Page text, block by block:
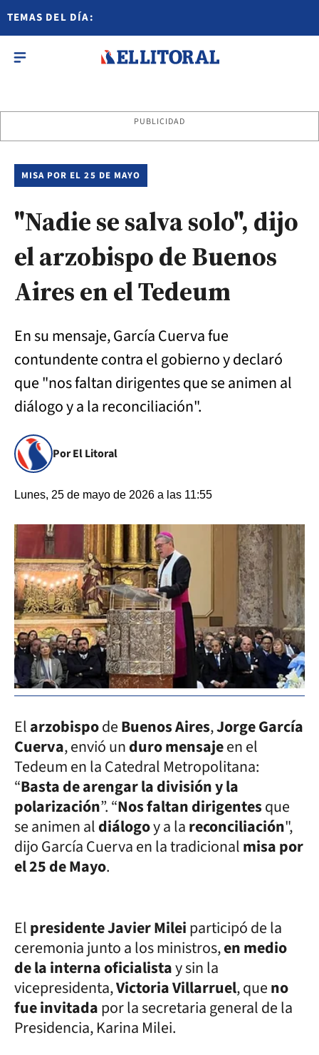
TEMAS DEL DÍA:
PUBLICIDAD
MISA POR EL 25 DE MAYO
"Nadie se salva solo", dijo
el arzobispo de Buenos
Aires en el Tedeum
En su mensaje, García Cuerva fue
contundente contra el gobierno y declaró
que "nos faltan dirigentes que se animen al
diálogo y a la reconciliación".
Por El Litoral
Lunes, 25 de mayo de 2026 a las 11:55
ElarzobispodeBuenos Aires,Jorge García
Cuerva, envió unduro mensajeen el
Tedeum en la Catedral Metropolitana:
“Basta de arengar la división y la
polarización”. “Nos faltan dirigentesque
se animen aldiálogoy a lareconciliación",
dijo García Cuerva en la tradicionalmisa por
el 25 de Mayo.
Elpresidente Javier Mileiparticipó de la
ceremonia junto a los ministros,en medio
de la interna oficialistay sin la
vicepresidenta,Victoria Villarruel, queno
fue invitadapor la secretaria general de la
Presidencia, Karina Milei.